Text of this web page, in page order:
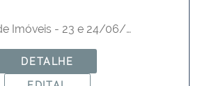
Leilão de Imóveis - 23 e 24/06/2015
DETALHE